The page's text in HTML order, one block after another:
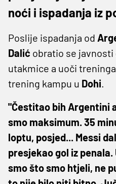
noći i ispadanja iz
Poslije ispadanja od
Dalić obratio se
utakmice a uoči
trening kampu u Dohi.
"Čestitao bih Argentini
smo maksimum. 35
loptu, posjed... Messi
presjekao gol iz
smo što smo htjeli, ne